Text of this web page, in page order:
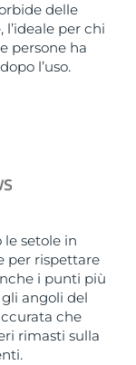
delle
per chi
persone ha
l’uso.
setole in
per rispettare
i punti più
angoli del
che
rimasti sulla